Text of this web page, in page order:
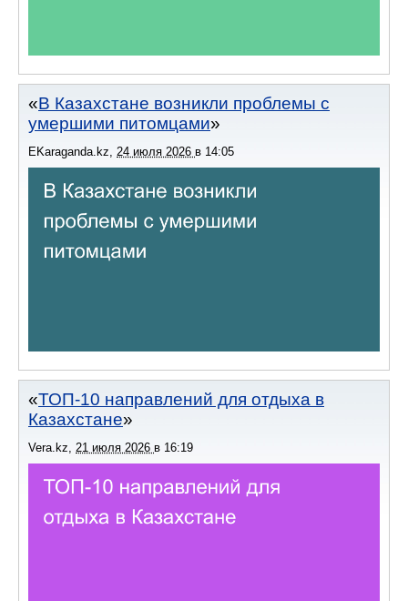
В Казахстане возникли проблемы с
умершими питомцами
EKaraganda.kz 24 июля 2026 в 14:05
ТОП-10 направлений для отдыха в
Казахстане
Vera.kz 21 июля 2026 в 16:19